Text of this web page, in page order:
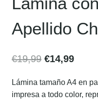
Apellido
€19,99 €14,99
Lámina tamaño A4 en
impresa a todo color,